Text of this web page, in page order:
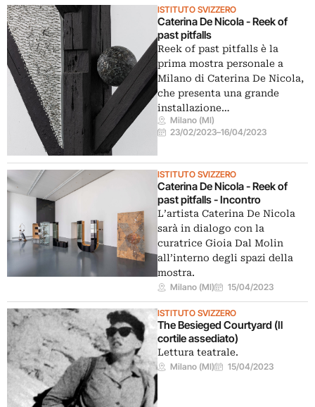
ISTITUTO SVIZZERO
Caterina De Nicola - Reek of
past pitfalls
Reek of past pitfalls è la
prima mostra personale a
Milano di Caterina De Nicola,
che presenta una grande
installazione…
Milano (MI)
23/02/2023–16/04/2023
ISTITUTO SVIZZERO
Caterina De Nicola - Reek of
past pitfalls - Incontro
L’artista Caterina De Nicola
sarà in dialogo con la
curatrice Gioia Dal Molin
all’interno degli spazi della
mostra.
Milano (MI) 15/04/2023
ISTITUTO SVIZZERO
The Besieged Courtyard (Il
cortile assediato)
Lettura teatrale.
Milano (MI) 15/04/2023